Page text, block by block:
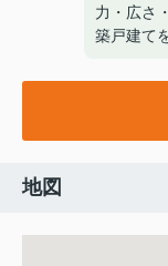
力・広さ
築戸建て
地図